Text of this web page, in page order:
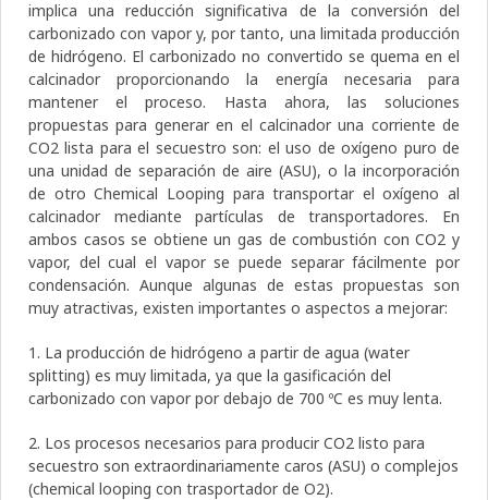
implica una reducción significativa de la conversión del
carbonizado con vapor y, por tanto, una limitada producción
de hidrógeno. El carbonizado no convertido se quema en el
calcinador proporcionando la energía necesaria para
mantener el proceso. Hasta ahora, las soluciones
propuestas para generar en el calcinador una corriente de
CO2 lista para el secuestro son: el uso de oxígeno puro de
una unidad de separación de aire (ASU), o la incorporación
de otro Chemical Looping para transportar el oxígeno al
calcinador mediante partículas de transportadores. En
ambos casos se obtiene un gas de combustión con CO2 y
vapor, del cual el vapor se puede separar fácilmente por
condensación. Aunque algunas de estas propuestas son
muy atractivas, existen importantes o aspectos a mejorar:
1. La producción de hidrógeno a partir de agua (water
splitting) es muy limitada, ya que la gasificación del
carbonizado con vapor por debajo de 700 ºC es muy lenta.
2. Los procesos necesarios para producir CO2 listo para
secuestro son extraordinariamente caros (ASU) o complejos
(chemical looping con trasportador de O2).